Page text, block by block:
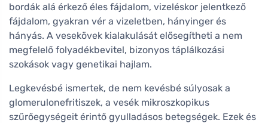
bordák alá érkező éles fájdalom, vizeléskor jelentkező
fájdalom, gyakran vér a vizeletben, hányinger és
hányás. A vesekövek kialakulását elősegítheti a nem
megfelelő folyadékbevitel, bizonyos táplálkozási
szokások vagy genetikai hajlam.
Legkevésbé ismertek, de nem kevésbé súlyosak a
glomerulonefritiszek, a vesék mikroszkopikus
szűrőegységeit érintő gyulladásos betegségek. Ezek és